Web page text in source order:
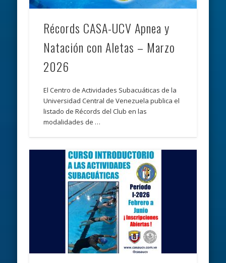
Récords CASA-UCV Apnea y
Natación con Aletas – Marzo
2026
El Centro de Actividades Subacuáticas de la
Universidad Central de Venezuela publica el
listado de Récords del Club en las
modalidades de …